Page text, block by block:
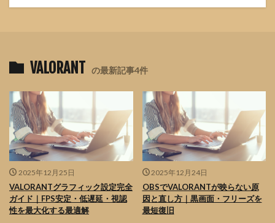
VALORANT の最新記事4件
2025年12月25日
VALORANTグラフィック設定完全
ガイド｜FPS安定・低遅延・視認
性を最大化する最適解
2025年12月24日
OBSでVALORANTが映らない原
因と直し方｜黒画面・フリーズを
最短復旧